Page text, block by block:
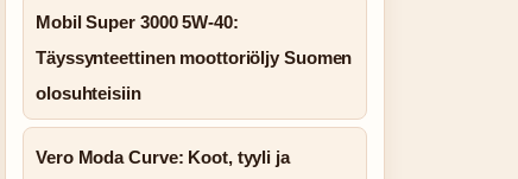
Mobil Super 3000 5W-40:
Täyssynteettinen moottoriöljy Suomen
olosuhteisiin
Vero Moda Curve: Koot, tyyli ja